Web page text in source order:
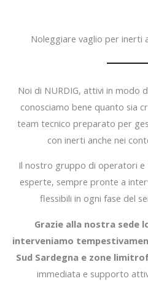
Noleggiare vaglio per inerti
Noi di NURDIG, attivi in modo
conosciamo bene quanto sia
team tecnico preparato per
con inerti anche nei
Il nostro gruppo di operatori
esperte, sempre pronte a
flessibili in ogni fase del
Grazie alla nostra sede
interveniamo
Sud Sardegna e zone
immediata e supporto